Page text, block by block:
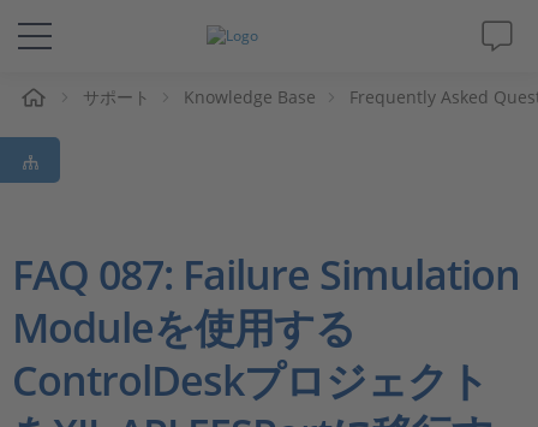
ソリューションと製品
サポート
Magazine
企業情報
サポート Knowledge Base Frequently Asked
FAQ 087: Failure Simulation
Moduleを使用する
ControlDeskプロジェクト